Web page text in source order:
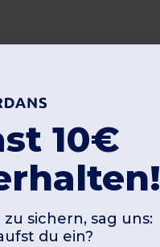
10€
sichern, sag uns:
du ein?